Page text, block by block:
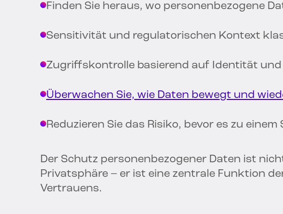
Finden Sie heraus, wo personenbezogene
Sensitivität und regulatorischen Kontext
Zugriffskontrolle basierend auf Identität und
Überwachen Sie, wie Daten bewegt und
Reduzieren Sie das Risiko, bevor es zu
Der Schutz personenbezogener Daten ist
Privatsphäre – er ist eine zentrale Funktion
Vertrauens.